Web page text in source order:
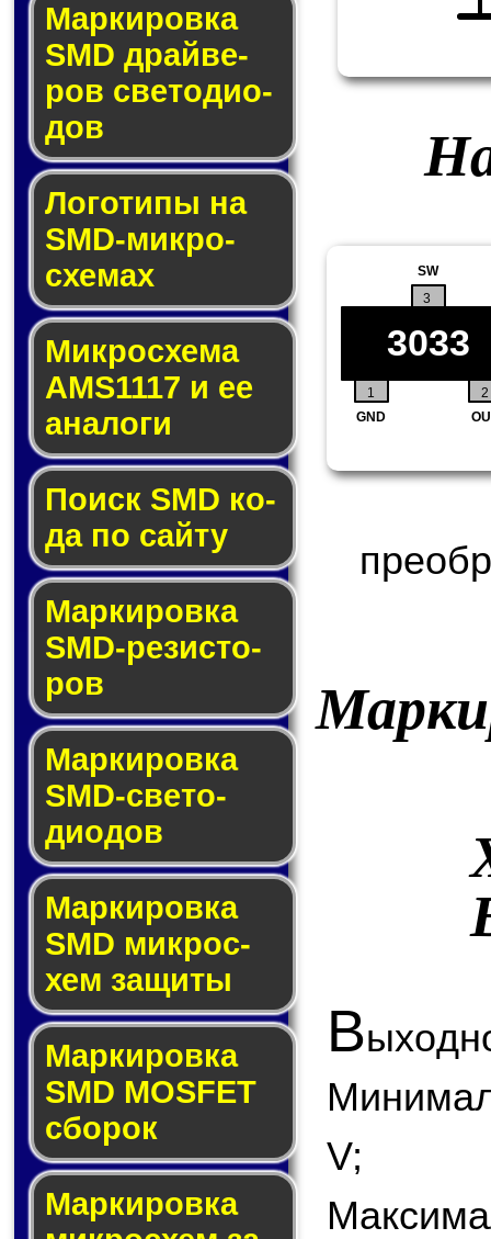
Маркировка
SMD драй­ве­
ров све­то­ди­о­
дов
Логотипы на
SMD-мик­ро­
схе­мах
Микросхема
AMS1117 и ее
ана­ло­ги
Поиск SMD ко­
да по сай­ту
Маркировка
SMD-ре­зис­то­
ров
Маркировка
SMD-све­то­
дио­дов
Мар­ки­ров­ка
SMD мик­рос­
хем защиты
Мар­ки­ров­ка
SMD MOSFET
сбо­рок
Мар­ки­ров­ка
1
2
GND
SW
3
3033
В
V;